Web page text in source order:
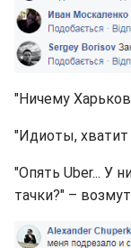
"Ничему
"Идиоты, хватит
"Опять Uber... У
тачки?" –